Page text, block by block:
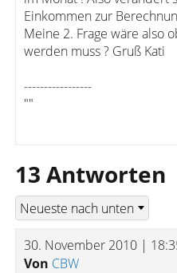
Einkommen zur
Meine 2. Frage wäre also
werden muss ? Gruß Kati
-----------------
""
13 Antworten
30. November 2010 |
Von CBW